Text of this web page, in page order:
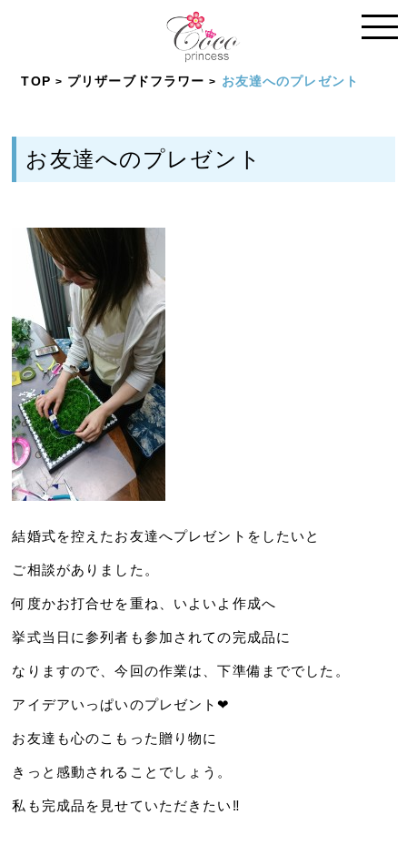
TOP プリザーブドフラワー お友達へのプレゼント
お友達へのプレゼント
結婚式を控えたお友達へプレゼントをしたいと
ご相談がありました。
何度かお打合せを重ね、いよいよ作成へ
挙式当日に参列者も参加されての完成品に
なりますので、今回の作業は、下準備まででした。
アイデアいっぱいのプレゼント❤
お友達も心のこもった贈り物に
きっと感動されることでしょう。
私も完成品を見せていただきたい‼